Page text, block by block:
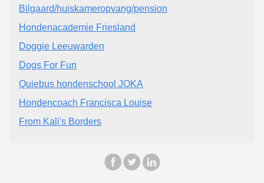
Bilgaard/huiskameropvang/pension
Hondenacademie Friesland
Doggie Leeuwarden
Dogs For Fun
Quiebus hondenschool JOKA
Hondencoach Francisca Louise
From Kali's Borders